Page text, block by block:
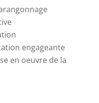
engageante
en oeuvre de la